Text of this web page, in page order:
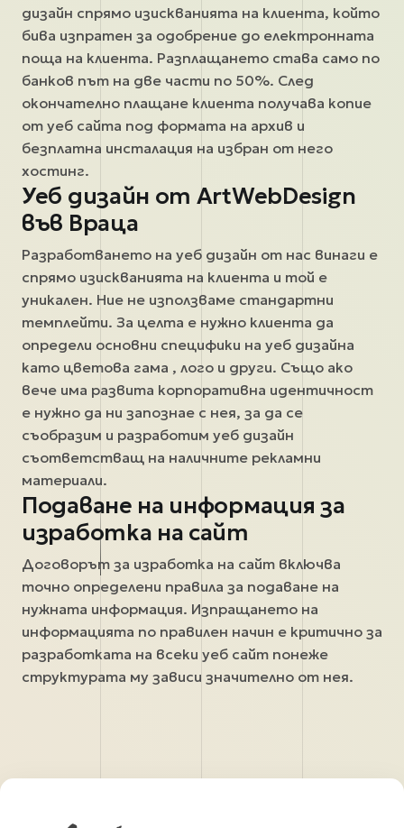
дизайн спрямо изискванията на клиента, който
бива изпратен за одобрение до електронната
поща на клиента. Разплащането става само по
банков път на две части по 50%. След
окончателно плащане клиента получава копие
от уеб сайта под формата на архив и
безплатна инсталация на избран от него
хостинг.
Уеб дизайн от ArtWebDesign
във Враца
Разработването на уеб дизайн от нас винаги е
спрямо изискванията на клиента и той е
уникален. Ние не използваме стандартни
темплейти. За целта е нужно клиента да
определи основни специфики на уеб дизайна
като цветова гама , лого и други. Също ако
вече има развита корпоративна идентичност
е нужно да ни запознае с нея, за да се
съобразим и разработим уеб дизайн
съответстващ на наличните рекламни
материали.
Подаване на информация за
изработка на сайт
Договорът за изработка на сайт включва
точно определени правила за подаване на
нужната информация. Изпращането на
информацията по правилен начин е критично за
разработката на всеки уеб сайт понеже
структурата му зависи значително от нея.